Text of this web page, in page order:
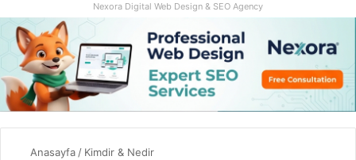
Nexora Digital Web Design & SEO Agency
Anasayfa/ Kimdir & Nedir